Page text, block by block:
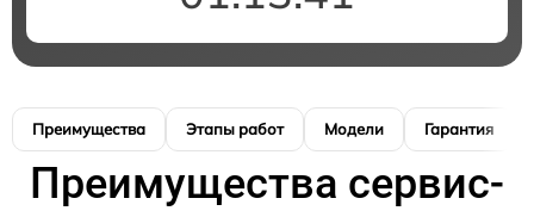
Преимущества Этапы работ Модели Гарантия
Преимущества сервис-